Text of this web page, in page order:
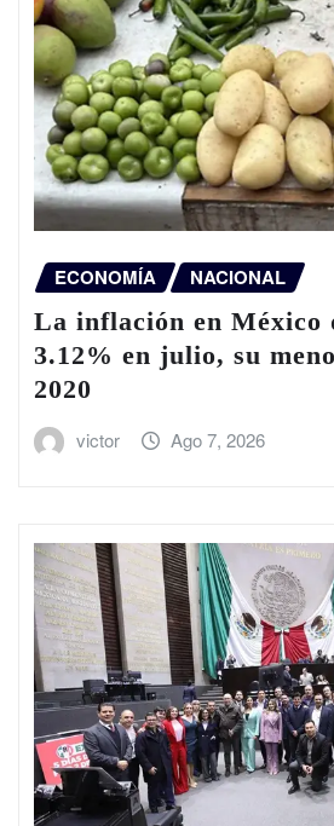
ECONOMÍA NACIONAL
La inflación en México
3.12% en julio, su
2020
victor Ago 7, 2026